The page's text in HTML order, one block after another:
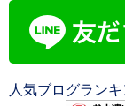
人気ブログラン